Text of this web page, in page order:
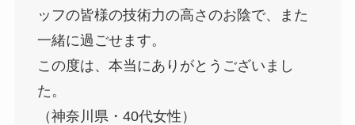
ッフの皆様の技術力の高さのお陰で、また
一緒に過ごせます。
この度は、本当にありがとうございまし
た。
（神奈川県・40代女性）